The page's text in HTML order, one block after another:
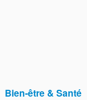
Bien-être & Santé